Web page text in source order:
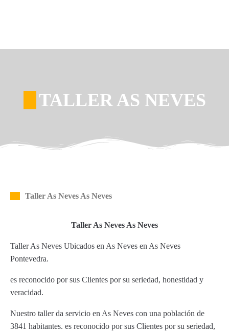
TALLER AS NEVES
Taller As Neves As Neves
Taller As Neves As Neves
Taller As Neves Ubicados en As Neves en As Neves
Pontevedra.
es reconocido por sus Clientes por su seriedad, honestidad y
veracidad.
Nuestro taller da servicio en As Neves con una población de
3841 habitantes. es reconocido por sus Clientes por su seriedad,